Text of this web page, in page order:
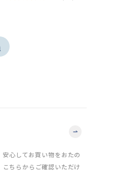
心してお買い物をおたの
ちらからご確認いただけ